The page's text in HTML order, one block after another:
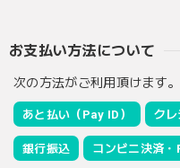
お支払い方法について
次の方法がご利用頂けます。
あと払い（Pay ID） ク
銀行振込 コンビニ決済